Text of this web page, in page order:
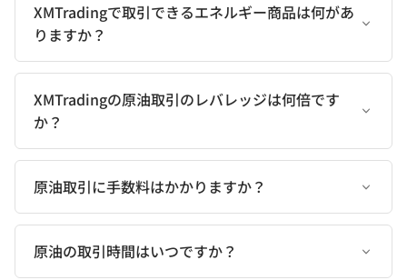
XMTradingで取引できるエネルギー商品は何があ
りますか？
XMTradingの原油取引のレバレッジは何倍です
か？
原油取引に手数料はかかりますか？
原油の取引時間はいつですか？